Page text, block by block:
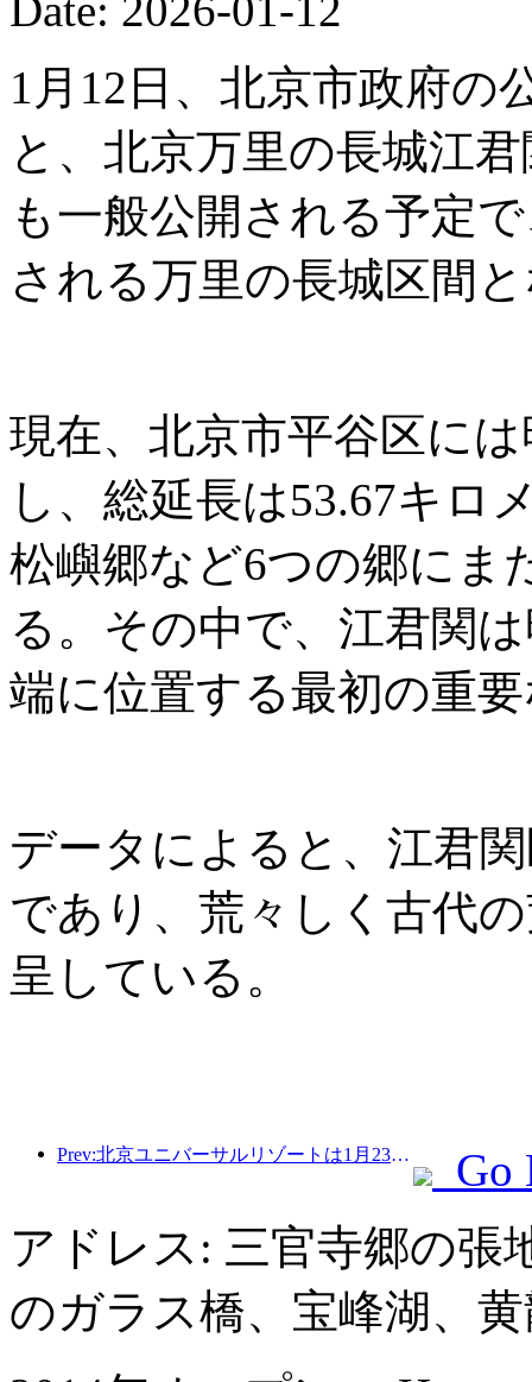
1月12日、北京市政府の
と、北京万里の長城江
も一般公開される予定
される万里の長城区間
現在、北京市平谷区に
し、総延長は53.67キロ
松嶼郷など6つの郷にま
る。その中で、江君関
端に位置する最初の重
データによると、江君
であり、荒々しく古代
呈している。
Prev:北京ユニバーサルリゾートは1月23日から40日間にわたってユニバーサル旧正月イベントを開催する。
Go
アドレス: 三官寺郷の張
のガラス橋、宝峰湖、